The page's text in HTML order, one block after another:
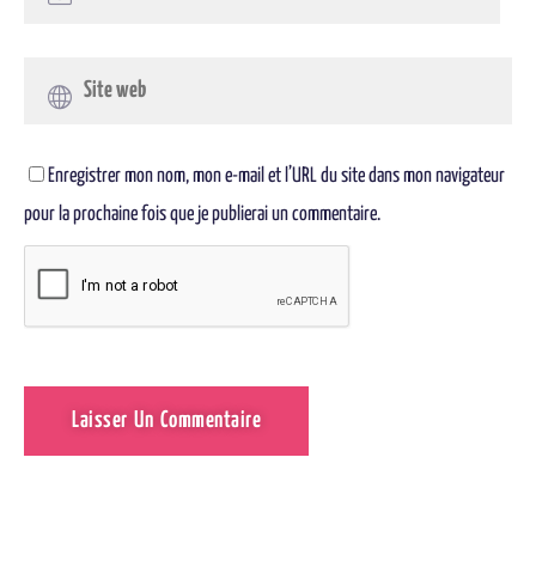
Enregistrer mon nom, mon e-mail et l’URL du site dans mon navigateur
pour la prochaine fois que je publierai un commentaire.